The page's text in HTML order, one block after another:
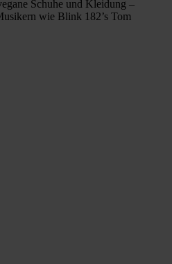
Schuhe und Kleidung –
wie Blink 182’s Tom